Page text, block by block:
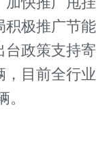
极推广节能
台政策支持寄
，目前全行业
。